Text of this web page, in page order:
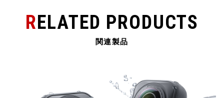
RELATED PRODUCTS
関連製品